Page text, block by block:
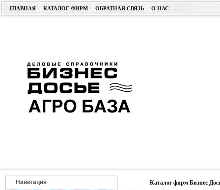
ГЛАВНАЯ КАТАЛОГ ФИРМ ОБРАТНАЯ СВЯЗЬ О НАС
Навигация
Каталог фирм Бизнес